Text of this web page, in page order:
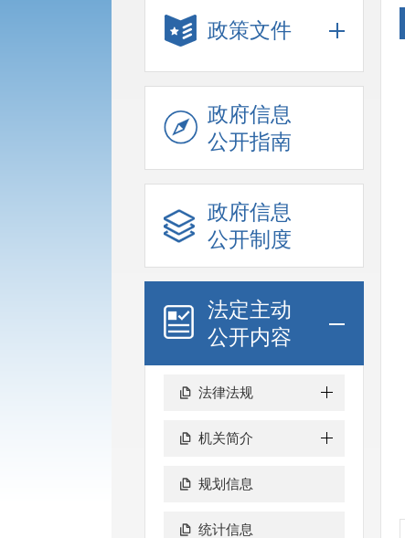
政策文件
政府信息
公开指南
政府信息
公开制度
法定主动
公开内容
法律法规
机关简介
规划信息
统计信息